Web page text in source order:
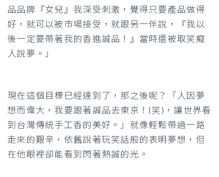
品品牌『女兒』我深受刺激，覺得只要產品做得
好，就可以被市場接受，就跟另一伴說，『我以
後一定要帶著我的香進誠品！』當時還被取笑癡
人說夢。」
現在這個目標已經達到了，那之後呢？「人因夢
想而偉大，我要跟著誠品去東京！(笑)，讓世界看
到台灣傳統手工香的美好。」就像輕鬆帶過一路
走來的艱辛，依舊說著玩笑話般的表明夢想，但
在他眼裡卻能看到閃著熱誠的光。